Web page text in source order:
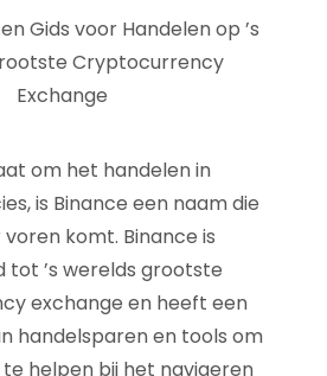
Gids voor Handelen op ’s
Cryptocurrency
Exchange
om het handelen in
is Binance een naam die
komt. Binance is
tot ’s werelds grootste
exchange en heeft een
handelsparen en tools om
helpen bij het navigeren